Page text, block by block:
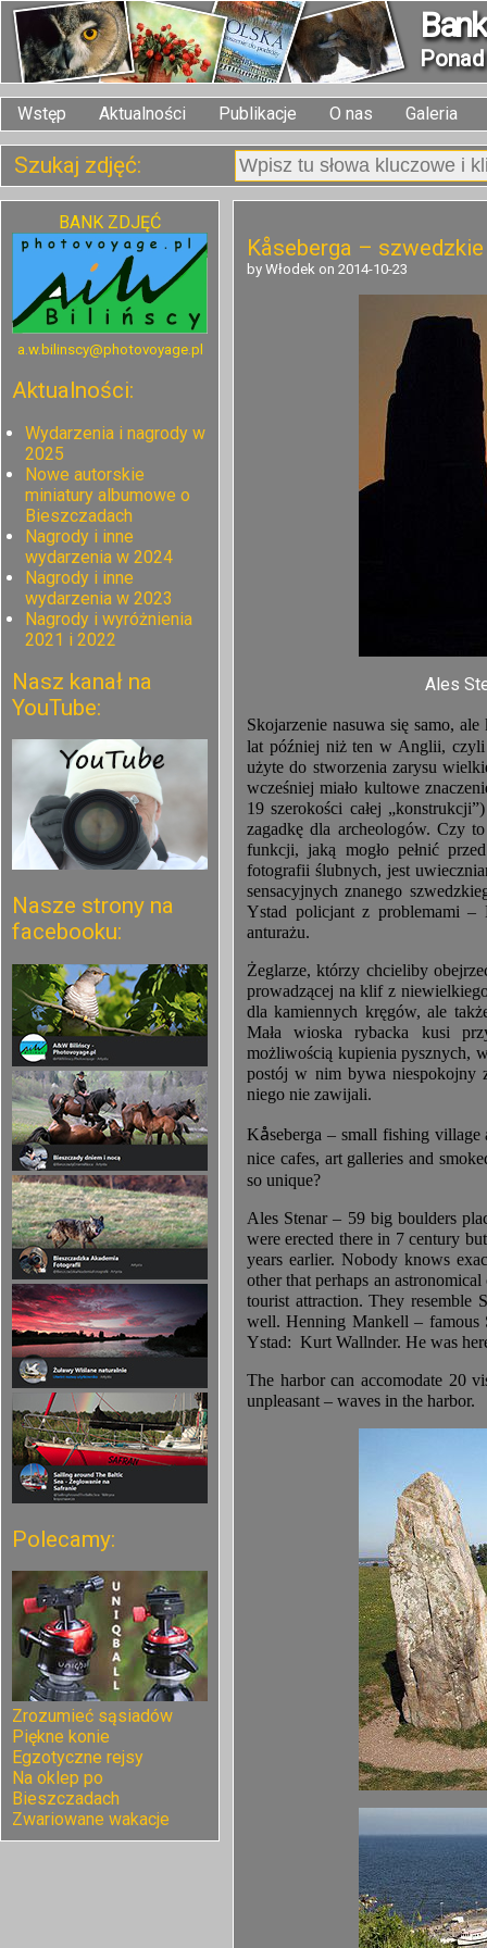
Wstęp Aktualności Publikacje O nas Galeria
Szukaj zdjęć:
BANK ZDJĘĆ
a.w.bilinscy@photovoyage.pl
Aktualności:
Wydarzenia i nagrody w
2025
Nowe autorskie
miniatury albumowe o
Bieszczadach
Nagrody i inne
wydarzenia w 2024
Nagrody i inne
wydarzenia w 2023
Nagrody i wyróżnienia
2021 i 2022
Nasz kanał na
YouTube:
Nasze strony na
facebooku:
Polecamy:
Zrozumieć sąsiadów
Piękne konie
Egzotyczne rejsy
Na oklep po
Bieszczadach
Zwariowane wakacje
Kåseberga –
by Włodek on 2014-10-23
Ales
Skojarzenie nasuwa się samo,
lat później niż ten w Anglii, czyli
użyte do stworzenia zarysu
wcześniej miało kultowe
19 szerokości całej
zagadkę dla archeologów. Czy
funkcji, jaką mogło pełnić
fotografii ślubnych, jest
sensacyjnych znanego
Ystad policjant z problemami –
anturażu.
Żeglarze, którzy chcieliby
prowadzącej na klif z
dla kamiennych kręgów, ale
Mała wioska rybacka kusi
możliwością kupienia pysznych,
postój w nim bywa niespokojny
niego nie zawijali.
Kåseberga – small fishing
nice cafes, art galleries and
so unique?
Ales Stenar – 59 big boulders
were erected there in 7 century
years earlier. Nobody knows
other that perhaps an
tourist attraction. They resemble
well. Henning Mankell – famous
Ystad: Kurt Wallnder. He was
The harbor can accomodate 20
unpleasant – waves in the harbor.